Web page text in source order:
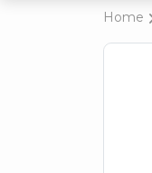
Home